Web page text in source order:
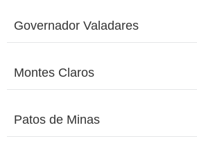
Governador Valadares
Montes Claros
Patos de Minas